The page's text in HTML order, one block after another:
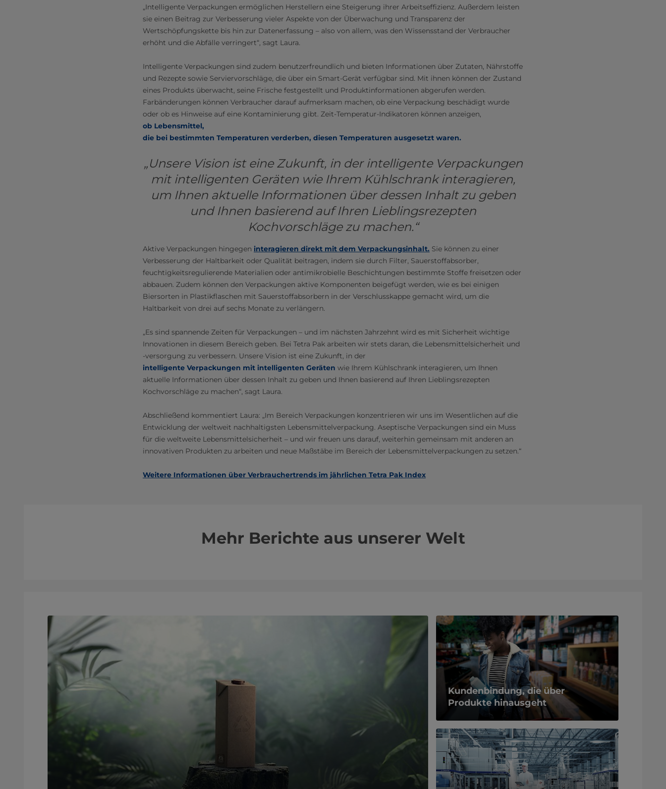
„Intelligente Verpackungen ermöglichen Herstellern eine Steigerung ihrer Arbeitseffizienz. Außerdem leisten
sie einen Beitrag zur Verbesserung vieler Aspekte von der Überwachung und Transparenz der
Wertschöpfungskette bis hin zur Datenerfassung – also von allem, was den Wissensstand der Verbraucher
erhöht und die Abfälle verringert“, sagt Laura.
Intelligente Verpackungen sind zudem benutzerfreundlich und bieten Informationen über Zutaten, Nährstoffe
und Rezepte sowie Serviervorschläge, die über ein Smart-Gerät verfügbar sind. Mit ihnen können der Zustand
eines Produkts überwacht, seine Frische festgestellt und Produktinformationen abgerufen werden.
Farbänderungen können Verbraucher darauf aufmerksam machen, ob eine Verpackung beschädigt wurde
oder ob es Hinweise auf eine Kontaminierung gibt. Zeit-Temperatur-Indikatoren können anzeigen,
ob Lebensmittel,
die bei bestimmten Temperaturen verderben, diesen Temperaturen ausgesetzt waren.
„Unsere Vision ist eine Zukunft, in der intelligente Verpackungen
mit intelligenten Geräten wie Ihrem Kühlschrank interagieren,
um Ihnen aktuelle Informationen über dessen Inhalt zu geben
und Ihnen basierend auf Ihren Lieblingsrezepten
Kochvorschläge zu machen.“
Aktive Verpackungen hingegen interagieren direkt mit dem Verpackungsinhalt. Sie können zu einer
Verbesserung der Haltbarkeit oder Qualität beitragen, indem sie durch Filter, Sauerstoffabsorber,
feuchtigkeitsregulierende Materialien oder antimikrobielle Beschichtungen bestimmte Stoffe freisetzen oder
abbauen. Zudem können den Verpackungen aktive Komponenten beigefügt werden, wie es bei einigen
Biersorten in Plastikflaschen mit Sauerstoffabsorbern in der Verschlusskappe gemacht wird, um die
Haltbarkeit von drei auf sechs Monate zu verlängern.
„Es sind spannende Zeiten für Verpackungen – und im nächsten Jahrzehnt wird es mit Sicherheit wichtige
Innovationen in diesem Bereich geben. Bei Tetra Pak arbeiten wir stets daran, die Lebensmittelsicherheit und
-versorgung zu verbessern. Unsere Vision ist eine Zukunft, in der
intelligente Verpackungen mit intelligenten Geräten wie Ihrem Kühlschrank interagieren, um Ihnen
aktuelle Informationen über dessen Inhalt zu geben und Ihnen basierend auf Ihren Lieblingsrezepten
Kochvorschläge zu machen“, sagt Laura.
Abschließend kommentiert Laura: „Im Bereich Verpackungen konzentrieren wir uns im Wesentlichen auf die
Entwicklung der weltweit nachhaltigsten Lebensmittelverpackung. Aseptische Verpackungen sind ein Muss
für die weltweite Lebensmittelsicherheit – und wir freuen uns darauf, weiterhin gemeinsam mit anderen an
innovativen Produkten zu arbeiten und neue Maßstäbe im Bereich der Lebensmittelverpackungen zu setzen.“
Weitere Informationen über Verbrauchertrends im jährlichen Tetra Pak Index
Mehr Berichte aus unserer Welt
Kundenbindung, die über
Produkte hinausgeht